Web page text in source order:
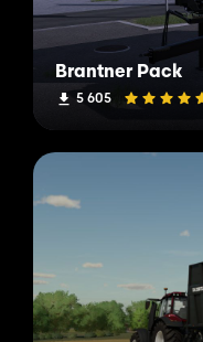
Brantner Pack
5 605